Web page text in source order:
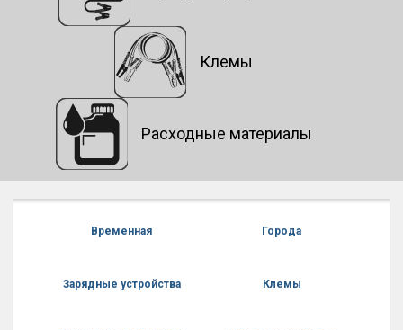
Клемы
Расходные материалы
Временная Города
Зарядные устройства Клемы